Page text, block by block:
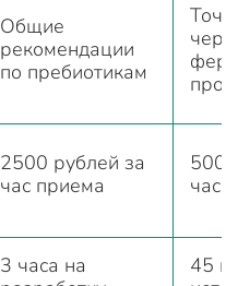
Общие
рекомендации
по пребиотикам
2500 рублей за
час приема
час
3 часа на
45